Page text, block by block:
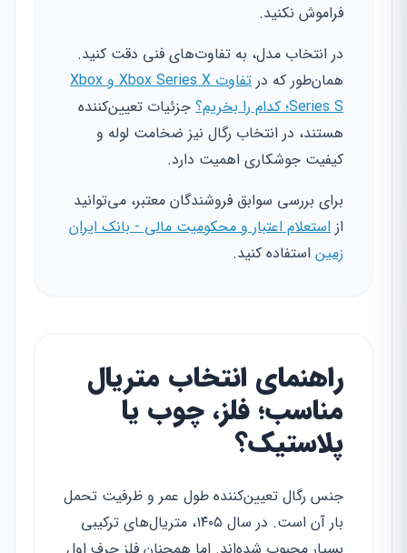
فراموش نکنید.
در انتخاب مدل، به تفاوت‌های فنی دقت کنید.
همان‌طور که در
تفاوت Xbox Series X و Xbox
Series S؛ کدام را بخریم؟
جزئیات تعیین‌کننده
هستند، در انتخاب رگال نیز ضخامت لوله و
کیفیت جوشکاری اهمیت دارد.
برای بررسی سوابق فروشندگان معتبر، می‌توانید
از استعلام اعتبار و محکومیت مالی - بانک ایران
زمین استفاده کنید.
راهنمای انتخاب متریال
مناسب؛ فلز، چوب یا
پلاستیک؟
جنس رگال تعیین‌کننده طول عمر و ظرفیت تحمل
بار آن است. در سال ۱۴۰۵، متریال‌های ترکیبی